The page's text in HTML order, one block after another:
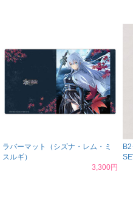
ラバーマット（シズナ・レム・ミ
スルギ）
3,300円